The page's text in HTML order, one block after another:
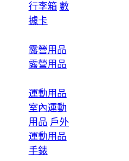
行李箱 數
據卡
露營用品
露營用品
運動用品
室內運動
用品 戶外
運動用品
手錶